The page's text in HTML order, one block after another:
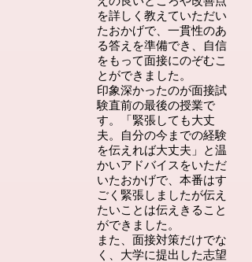
を詳しく教えていただい
たおかげで、一貫性のあ
る答えを準備でき、自信
をもって面接にのぞむこ
とができました。
印象深かったのが面接試
験直前の最後の授業で
す。「緊張しても大丈
夫。自分の今までの経験
を伝えれば大丈夫」と温
かいアドバイスをいただ
いたおかげで、本番はす
ごく緊張しましたが伝え
たいことは伝えきること
ができました。
また、面接対策だけでな
く、大学に提出した志望